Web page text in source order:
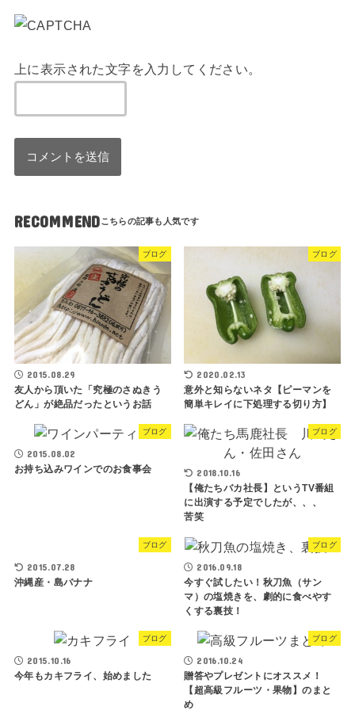
上に表示された文字を入力してください。
RECOMMEND
ブログ
2015.08.29
友人から頂いた「究極のさぬきう
どん」が絶品だったというお話
ブログ
2020.02.13
意外と知らないネタ【ピーマンを
簡単キレイに下処理する切り方】
ブログ
2015.08.02
お持ち込みワインでのお食事会
ブログ
2018.10.16
【俺たちバカ社長】というTV番組
に出演する予定でしたが、、、
苦笑
ブログ
2015.07.28
沖縄産・島バナナ
ブログ
2016.09.18
今すぐ試したい！秋刀魚（サン
マ）の塩焼きを、劇的に食べやす
くする裏技！
ブログ
2015.10.16
今年もカキフライ、始めました
ブログ
2016.10.24
贈答やプレゼントにオススメ！
【超高級フルーツ・果物】のまと
め